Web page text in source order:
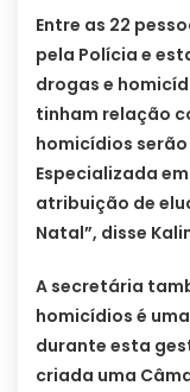
Entre as 22
pela Polícia e
drogas e
tinham relação
homicídios
Especializada
atribuição de
Natal”, disse
A secretária
homicídios é
durante esta
criada uma